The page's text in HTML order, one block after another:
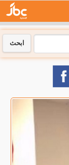
ابحث